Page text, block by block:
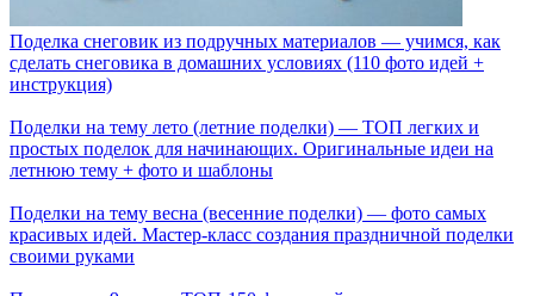
Поделка снеговик из подручных материалов — учимся, как
сделать снеговика в домашних условиях (110 фото идей +
инструкция)
Поделки на тему лето (летние поделки) — ТОП легких и
простых поделок для начинающих. Оригинальные идеи на
летнюю тему + фото и шаблоны
Поделки на тему весна (весенние поделки) — фото самых
красивых идей. Мастер-класс создания праздничной поделки
своими руками